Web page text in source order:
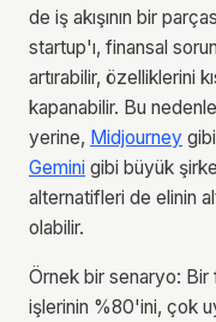
de iş akışının bir
startup'ı, finansal
artırabilir, özelliklerini
kapanabilir. Bu
yerine, Midjourney
Gemini gibi büyük
alternatifleri de elinin
olabilir.
Örnek bir senaryo:
işlerinin %80'ini, çok